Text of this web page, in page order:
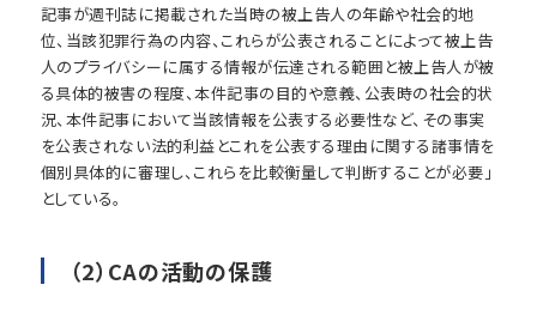
記事が週刊誌に掲載された当時の被上告人の年齢や社会的地
位、当該犯罪行為の内容、これらが公表されることによって被上告
人のプライバシーに属する情報が伝達される範囲と被上告人が被
る具体的被害の程度、本件記事の目的や意義、公表時の社会的状
況、本件記事において当該情報を公表する必要性など、その事実
を公表されない法的利益とこれを公表する理由に関する諸事情を
個別具体的に審理し、これらを比較衡量して判断することが必要」
としている。
（2）CAの活動の保護